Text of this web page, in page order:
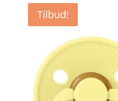
var:
kr. 279,60.
Tilbud!